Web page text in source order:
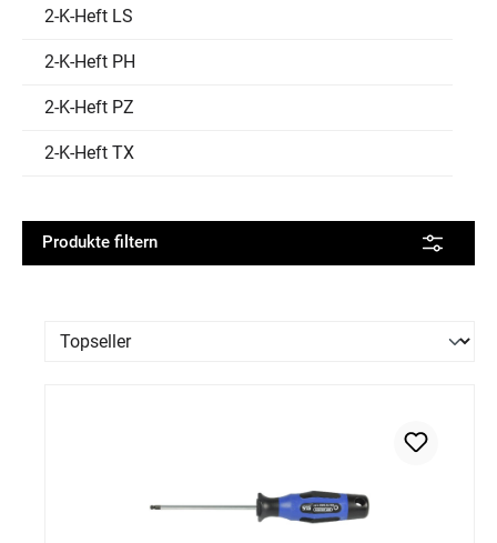
2-K-Heft LS
2-K-Heft PH
2-K-Heft PZ
2-K-Heft TX
Produkte filtern